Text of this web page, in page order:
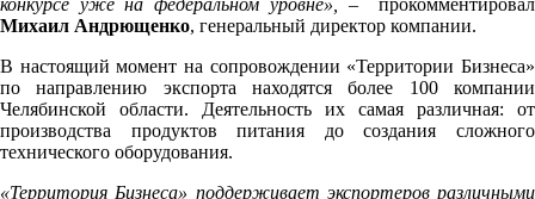
Михаил Андрющенко, генеральный директор компании.
В настоящий момент на сопровождении «Территории Бизнеса»
по направлению экспорта находятся более 100 компании
Челябинской области. Деятельность их самая различная: от
производства продуктов питания до создания сложного
технического оборудования.
«Территория Бизнеса» поддерживает экспортеров различными